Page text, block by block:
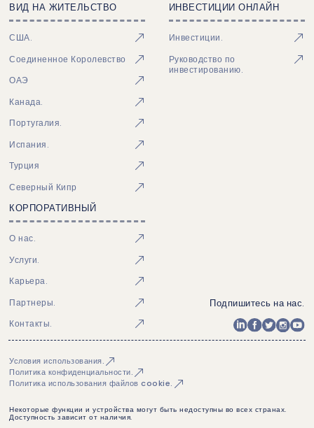
ВИД НА ЖИТЕЛЬСТВО
США.
Соединенное Королевство
ОАЭ
Канада.
Португалия.
Испания.
Турция
Северный Кипр
ИНВЕСТИЦИИ ОНЛАЙН
Инвестиции.
Руководство по
инвестированию.
КОРПОРАТИВНЫЙ
О нас.
Услуги.
Карьера.
Партнеры.
Контакты.
Подпишитесь на нас.
Условия использования.
Политика конфиденциальности.
Политика использования файлов cookie.
Некоторые функции и устройства могут быть недоступны во всех странах.
Доступность зависит от наличия.